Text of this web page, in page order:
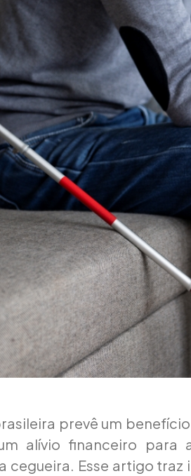
prevê um
alívio financeiro para
cegueira. Esse artigo